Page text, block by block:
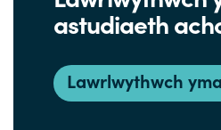
astudiaeth
Lawrlwythwch yma